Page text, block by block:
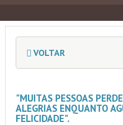
VOLTAR
"MUITAS PESSOAS
ALEGRIAS ENQUANTO
FELICIDADE".